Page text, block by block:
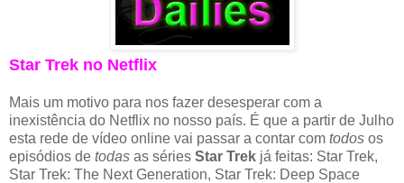
Star Trek no Netflix
Mais um motivo para nos fazer desesperar com a
inexistência do Netflix no nosso país. É que a partir de Julho
esta rede de vídeo online vai passar a contar com todos os
episódios de todas as séries Star Trek já feitas: Star Trek,
Star Trek: The Next Generation, Star Trek: Deep Space